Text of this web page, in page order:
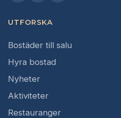
UTFORSKA
Bostäder till salu
Hyra bostad
Nyheter
Aktiviteter
Restauranger